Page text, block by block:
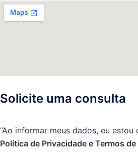
Solicite uma consulta
“Ao informar meus dados, eu
Política de Privacidade e Termos de